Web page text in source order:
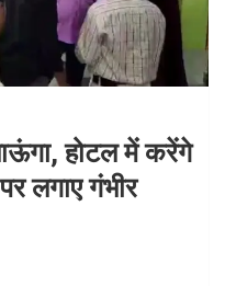
होटल में करेंगे
लगाए गंभीर